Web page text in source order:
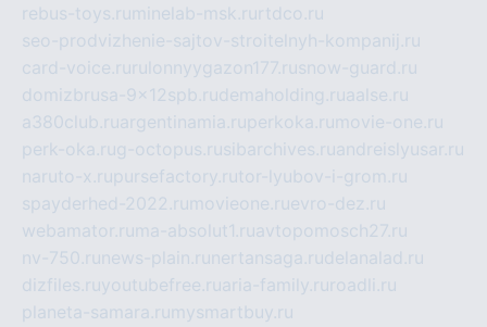
rebus-toys.ru minelab-msk.ru rtdco.ru
seo-prodvizhenie-sajtov-stroitelnyh-kompanij.ru
card-voice.ru rulonnyygazon177.rusnow-guard.ru
domizbrusa-9x12spb.rudemaholding.ruaalse.ru
a380club.ruargentinamia.ruperkoka.ru movie-one.ru
perk-oka.rug-octopus.rusibarchives.ruandreislyusar.ru
naruto-x.rupursefactory.rutor-lyubov-i-grom.ru
spayderhed-2022.ru movieone.ruevro-dez.ru
webamator.ru ma-absolut1.ruavtopomosch27.ru
nv-750.ru news-plain.ru nertansaga.rudelanalad.ru
dizfiles.ruyoutubefree.ruaria-family.ru roadli.ru
planeta-samara.ru mysmartbuy.ru